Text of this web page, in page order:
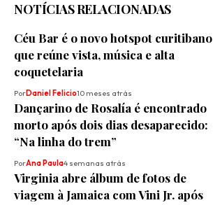
NOTÍCIAS RELACIONADAS
Céu Bar é o novo hotspot curitibano
que reúne vista, música e alta
coquetelaria
PorDaniel Felicio10 meses atrás
Dançarino de Rosalía é encontrado
morto após dois dias desaparecido:
“Na linha do trem”
PorAna Paula4 semanas atrás
Virginia abre álbum de fotos de
viagem à Jamaica com Vini Jr. após